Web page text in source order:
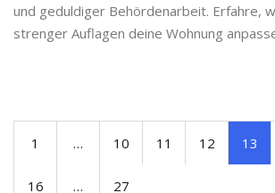
und geduldiger Behördenarbeit. Erfahre,
strenger Auflagen deine Wohnung
1 … 10 11 12 13
16 … 27